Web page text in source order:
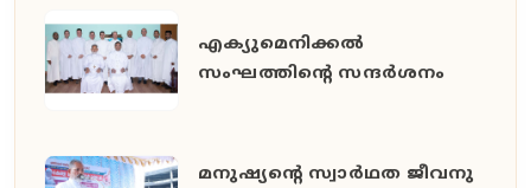
എക്യുമെനിക്കൽ
സംഘത്തിന്റെ സന്ദർശനം
മനുഷ്യൻ്റെ സ്വാർഥത ജീവനു